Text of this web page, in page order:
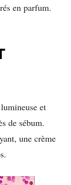
en parfum.
et
de sébum.
une crème